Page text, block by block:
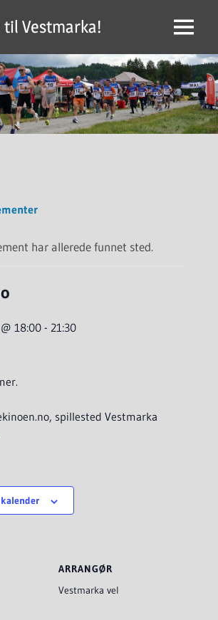
Vestmarka! Menu
har allerede funnet sted.
18:00- 21:30
spillested Vestmarka
ARRANGØR
Vestmarka vel